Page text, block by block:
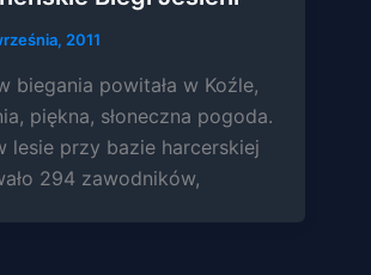
2011
biegania powitała w Koźle,
piękna, słoneczna pogoda.
lesie przy bazie harcerskiej
294 zawodników,